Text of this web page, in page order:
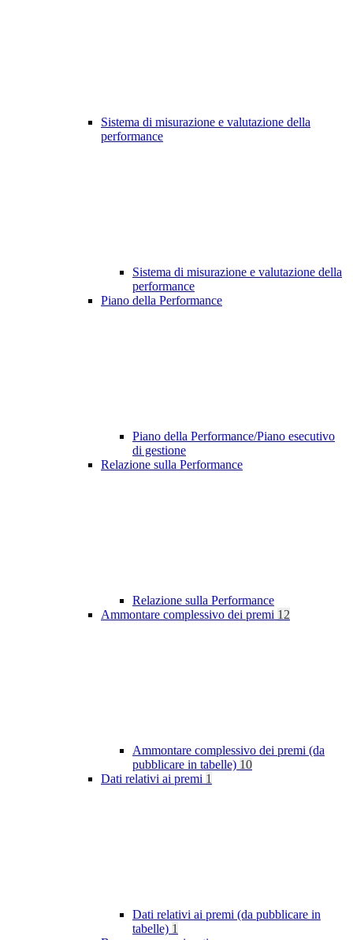
Sistema di misurazione e valutazione della
performance
Sistema di misurazione e valutazione della
performance
Piano della Performance
Piano della Performance/Piano esecutivo
di gestione
Relazione sulla Performance
Relazione sulla Performance
Ammontare complessivo dei premi 12
Ammontare complessivo dei premi (da
pubblicare in tabelle) 10
Dati relativi ai premi 1
Dati relativi ai premi (da pubblicare in
tabelle) 1